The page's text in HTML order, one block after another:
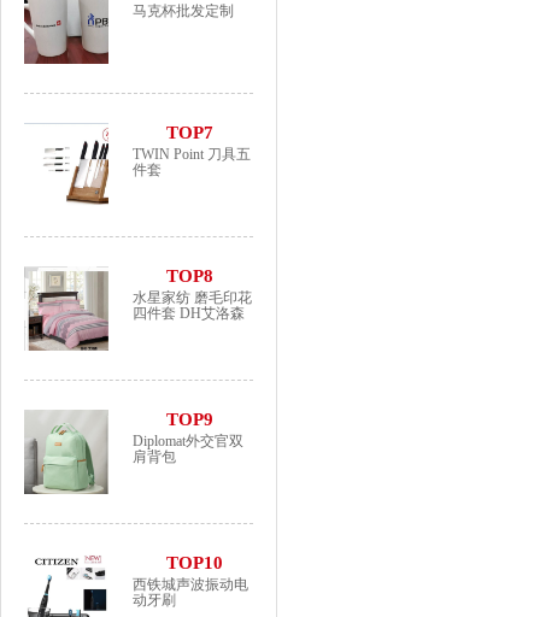
马克杯批发定制
TOP7
TWIN Point 刀具五
件套
TOP8
水星家纺 磨毛印花
四件套 DH艾洛森
TOP9
Diplomat外交官双
肩背包
TOP10
西铁城声波振动电
动牙刷